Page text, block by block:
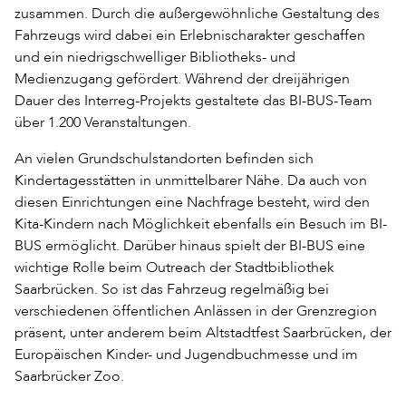
zusammen. Durch die außergewöhnliche Gestaltung des
Fahrzeugs wird dabei ein Erlebnischarakter geschaffen
und ein niedrigschwelliger Bibliotheks- und
Medienzugang gefördert. Während der dreijährigen
Dauer des Interreg-Projekts gestaltete das BI-BUS-Team
über 1.200 Veranstaltungen.
An vielen Grundschulstandorten befinden sich
Kindertagesstätten in unmittelbarer Nähe. Da auch von
diesen Einrichtungen eine Nachfrage besteht, wird den
Kita-Kindern nach Möglichkeit ebenfalls ein Besuch im BI-
BUS ermöglicht. Darüber hinaus spielt der BI-BUS eine
wichtige Rolle beim Outreach der Stadtbibliothek
Saarbrücken. So ist das Fahrzeug regelmäßig bei
verschiedenen öffentlichen Anlässen in der Grenzregion
präsent, unter anderem beim Altstadtfest Saarbrücken, der
Europäischen Kinder- und Jugendbuchmesse und im
Saarbrücker Zoo.